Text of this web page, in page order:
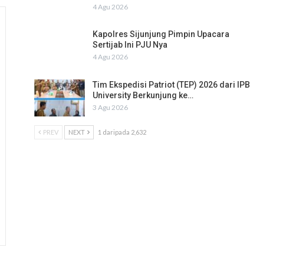
4 Agu 2026
Kapolres Sijunjung Pimpin Upacara
Sertijab Ini PJU Nya
4 Agu 2026
Tim Ekspedisi Patriot (TEP) 2026 dari IPB
University Berkunjung ke…
3 Agu 2026
PREV NEXT 1 daripada 2,632